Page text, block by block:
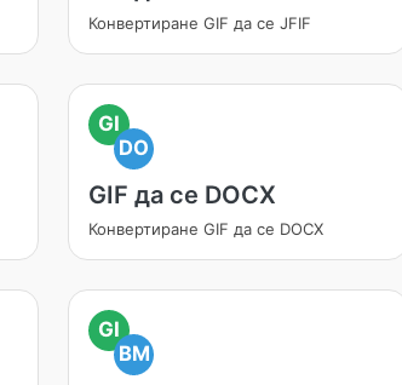
Конвертиране GIF да се JFIF
GI
DO
GIF да се DOCX
Конвертиране GIF да се DOCX
GI
BM